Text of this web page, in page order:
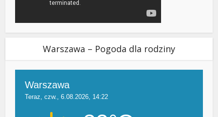
Warszawa – Pogoda dla rodziny